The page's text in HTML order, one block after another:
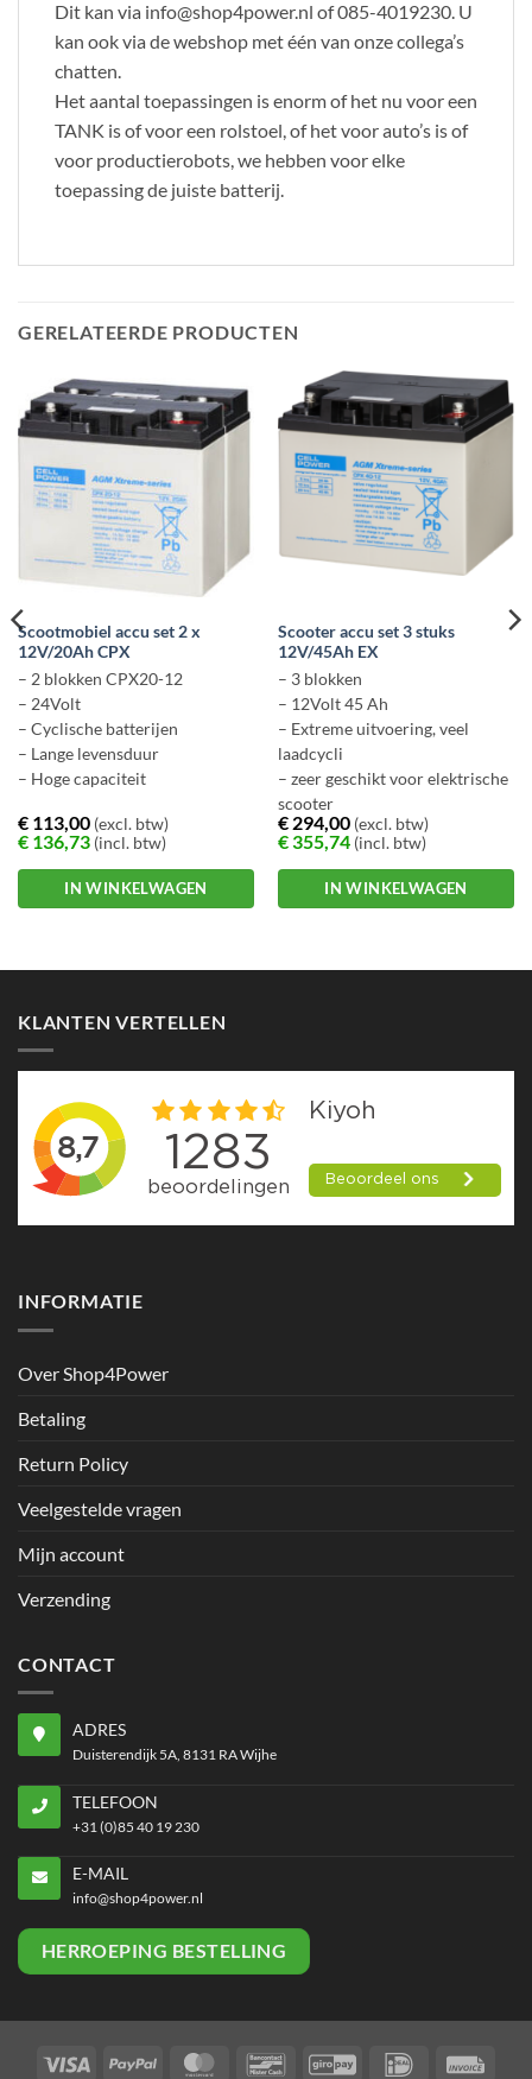
Dit kan via info@shop4power.nl of 085-4019230. U
kan ook via de webshop met één van onze collega’s
chatten.
Het aantal toepassingen is enorm of het nu voor een
TANK is of voor een rolstoel, of het voor auto’s is of
voor productierobots, we hebben voor elke
toepassing de juiste batterij.
GERELATEERDE PRODUCTEN
Scootmobiel accu set 2 x
12V/20Ah CPX
– 2 blokken CPX20-12
– 24Volt
– Cyclische batterijen
– Lange levensduur
– Hoge capaciteit
€113,00(excl. btw)
€136,73(incl. btw)
IN WINKELWAGEN
Scooter accu set 3 stuks
12V/45Ah EX
– 3 blokken
– 12Volt 45 Ah
– Extreme uitvoering, veel
laadcycli
– zeer geschikt voor elektrische
scooter
€294,00(excl. btw)
€355,74(incl. btw)
IN WINKELWAGEN
KLANTEN VERTELLEN
INFORMATIE
Over Shop4Power
Betaling
Return Policy
Veelgestelde vragen
Mijn account
Verzending
CONTACT
ADRES
Duisterendijk 5A, 8131 RA Wijhe
TELEFOON
+31 (0)85 40 19 230
E-MAIL
info@shop4power.nl
HERROEPING BESTELLING
Visa PayPal MasterCardBancontactGiroPay IDeal